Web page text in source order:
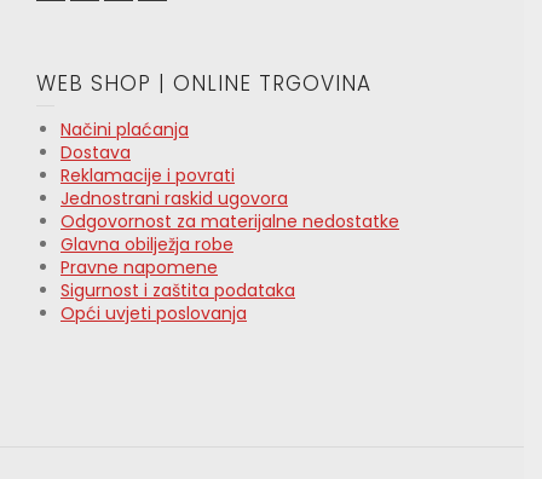
WEB SHOP | ONLINE TRGOVINA
Načini plaćanja
Dostava
Reklamacije i povrati
Jednostrani raskid ugovora
Odgovornost za materijalne nedostatke
Glavna obilježja robe
Pravne napomene
Sigurnost i zaštita podataka
Opći uvjeti poslovanja